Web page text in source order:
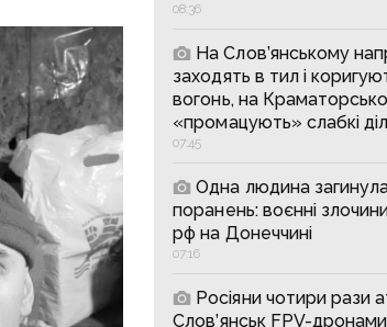
08:36
На Слов’янському
заходять в тил і
вогонь, на
«промацують» слабкі
07:45
Одна людина
поранень: воєнні
рф на Донеччині
07:16
Росіяни чотири рази
Слов’янськ FPV-